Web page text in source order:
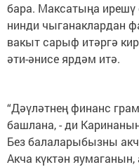
бара. Максатыңа ирешү
нинди чыганаклардан
вакыт сарыф итәргә
әти-әнисе ярдәм итә.
“Дәүләтнең финанс
башлана, - ди
Без балаларыбызны
Акча күктән